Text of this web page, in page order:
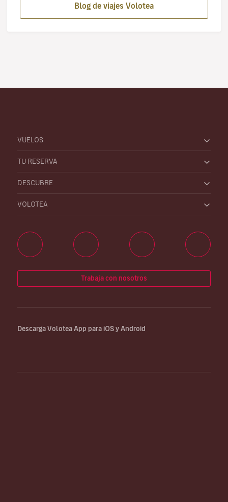
Blog de viajes Volotea
VUELOS
TU RESERVA
DESCUBRE
VOLOTEA
Trabaja con nosotros
Descarga Volotea App para iOS y Android